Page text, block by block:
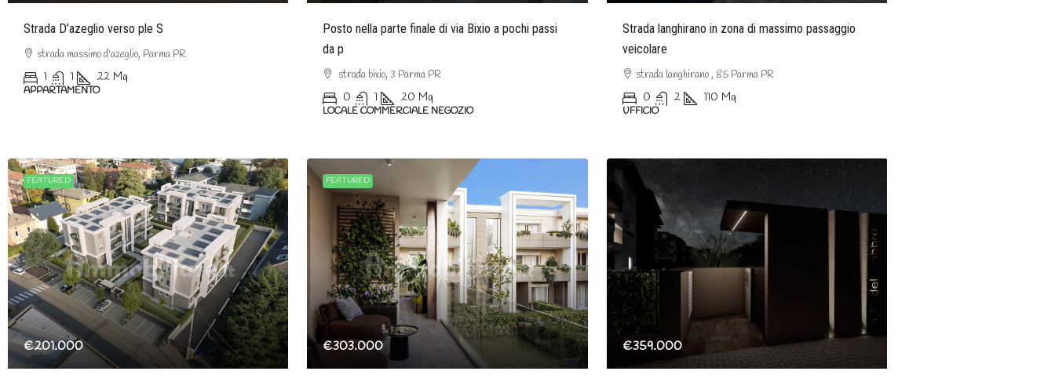
Strada D’azeglio verso ple S
strada massimo d'azeglio, Parma PR
1 1 22 Mq
APPARTAMENTO
Posto nella parte finale di via Bixio a pochi passi
da p
strada bixio, 3 Parma PR
0 1 20 Mq
LOCALE COMMERCIALE NEGOZIO
Strada langhirano in zona di massimo passaggio
veicolare
strada langhirano , 85 Parma PR
0 2 110 Mq
UFFICIO
FEATURED
€201.000
FEATURED
€303.000 €359.000